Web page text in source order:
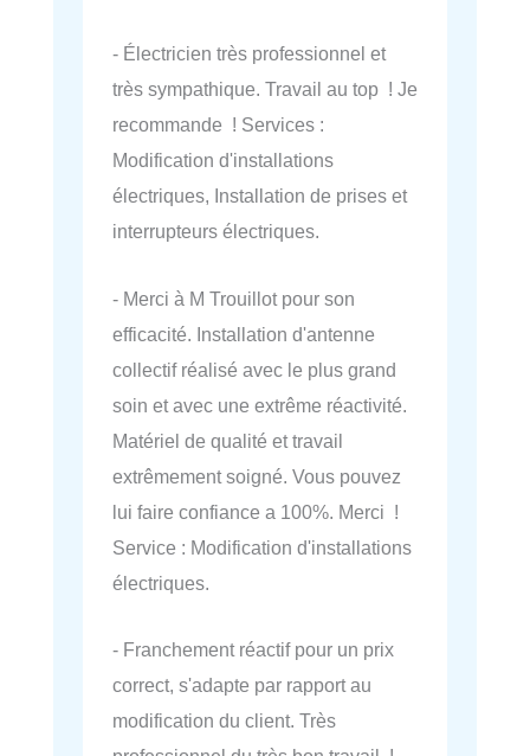
- Électricien très professionnel et
très sympathique. Travail au top ! Je
recommande ! Services :
Modification d'installations
électriques, Installation de prises et
interrupteurs électriques.
- Merci à M Trouillot pour son
efficacité. Installation d'antenne
collectif réalisé avec le plus grand
soin et avec une extrême réactivité.
Matériel de qualité et travail
extrêmement soigné. Vous pouvez
lui faire confiance a 100%. Merci !
Service : Modification d'installations
électriques.
- Franchement réactif pour un prix
correct, s'adapte par rapport au
modification du client. Très